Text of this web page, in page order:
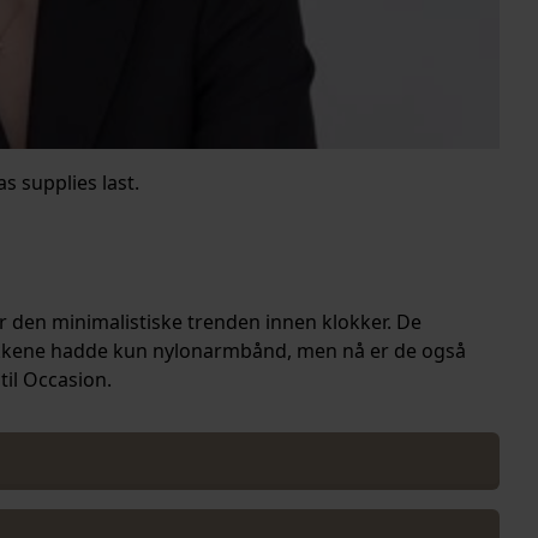
supplies last.
minimalistiske trenden innen klokker. De
hadde kun nylonarmbånd, men nå er de også
Occasion.